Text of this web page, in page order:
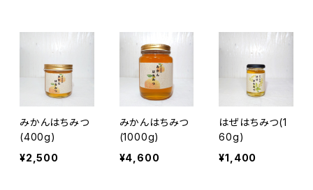
みかんはちみつ
(400g)
¥2,500
みかんはちみつ
(1000g)
¥4,600
はぜはちみつ(1
60g)
¥1,400